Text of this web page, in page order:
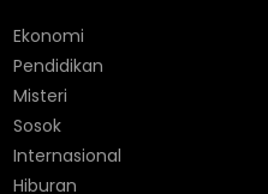
Ekonomi
Pendidikan
Misteri
Sosok
Internasional
Hiburan